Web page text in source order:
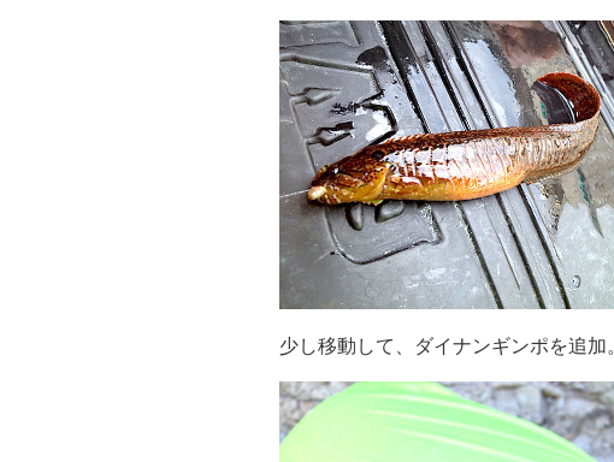
少し移動して、ダイナンギンポを追加。